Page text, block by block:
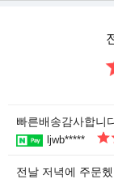
빠른배송감사합니
ljwb*****
전날 저녁에 주문